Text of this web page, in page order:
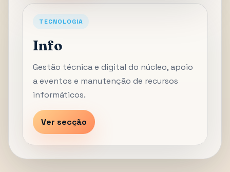
TECNOLOGIA
Info
Gestão técnica e digital do núcleo, apoio
a eventos e manutenção de recursos
informáticos.
Ver secção